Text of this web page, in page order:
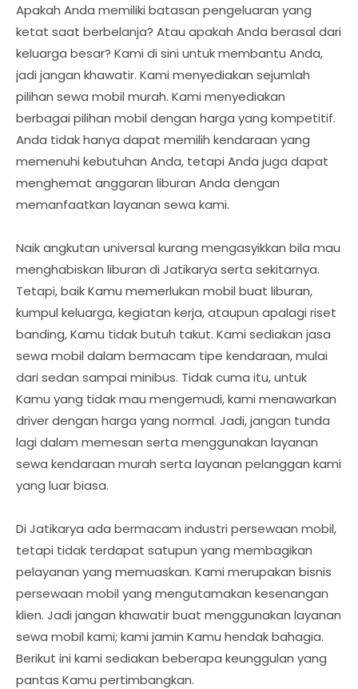
Apakah Anda memiliki batasan pengeluaran yang
ketat saat berbelanja? Atau apakah Anda berasal dari
keluarga besar? Kami di sini untuk membantu Anda,
jadi jangan khawatir. Kami menyediakan sejumlah
pilihan sewa mobil murah. Kami menyediakan
berbagai pilihan mobil dengan harga yang kompetitif.
Anda tidak hanya dapat memilih kendaraan yang
memenuhi kebutuhan Anda, tetapi Anda juga dapat
menghemat anggaran liburan Anda dengan
memanfaatkan layanan sewa kami.
Naik angkutan universal kurang mengasyikkan bila mau
menghabiskan liburan di Jatikarya serta sekitarnya.
Tetapi, baik Kamu memerlukan mobil buat liburan,
kumpul keluarga, kegiatan kerja, ataupun apalagi riset
banding, Kamu tidak butuh takut. Kami sediakan jasa
sewa mobil dalam bermacam tipe kendaraan, mulai
dari sedan sampai minibus. Tidak cuma itu, untuk
Kamu yang tidak mau mengemudi, kami menawarkan
driver dengan harga yang normal. Jadi, jangan tunda
lagi dalam memesan serta menggunakan layanan
sewa kendaraan murah serta layanan pelanggan kami
yang luar biasa.
Di Jatikarya ada bermacam industri persewaan mobil,
tetapi tidak terdapat satupun yang membagikan
pelayanan yang memuaskan. Kami merupakan bisnis
persewaan mobil yang mengutamakan kesenangan
klien. Jadi jangan khawatir buat menggunakan layanan
sewa mobil kami; kami jamin Kamu hendak bahagia.
Berikut ini kami sediakan beberapa keunggulan yang
pantas Kamu pertimbangkan.